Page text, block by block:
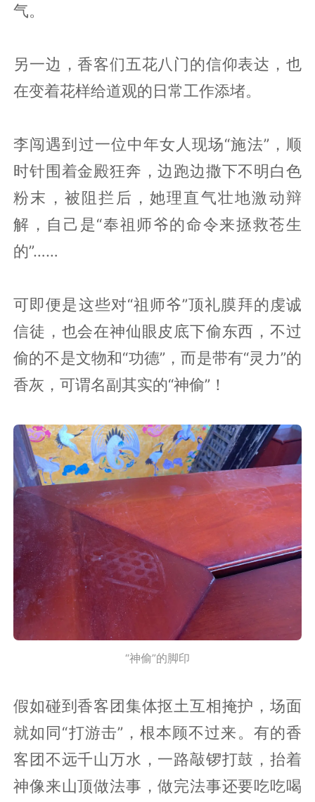
气。
另一边，香客们五花八门的信仰表达，也
在变着花样给道观的日常工作添堵。
李闯遇到过一位中年女人现场“施法”，顺
时针围着金殿狂奔，边跑边撒下不明白色
粉末，被阻拦后，她理直气壮地激动辩
解，自己是“奉祖师爷的命令来拯救苍生
的”……
可即便是这些对“祖师爷”顶礼膜拜的虔诚
信徒，也会在神仙眼皮底下偷东西，不过
偷的不是文物和“功德”，而是带有“灵力”的
香灰，可谓名副其实的“神偷”！
“神偷”的脚印
假如碰到香客团集体抠土互相掩护，场面
就如同“打游击”，根本顾不过来。有的香
客团不远千山万水，一路敲锣打鼓，抬着
神像来山顶做法事，做完法事还要吃吃喝